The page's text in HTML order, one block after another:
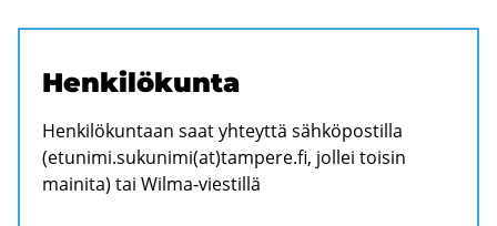
Hen­ki­lö­kun­ta
Henkilökuntaan saat yhteyttä sähköpostilla
(etunimi.sukunimi(at)tampere.fi, jollei toisin
mainita) tai Wilma-viestillä